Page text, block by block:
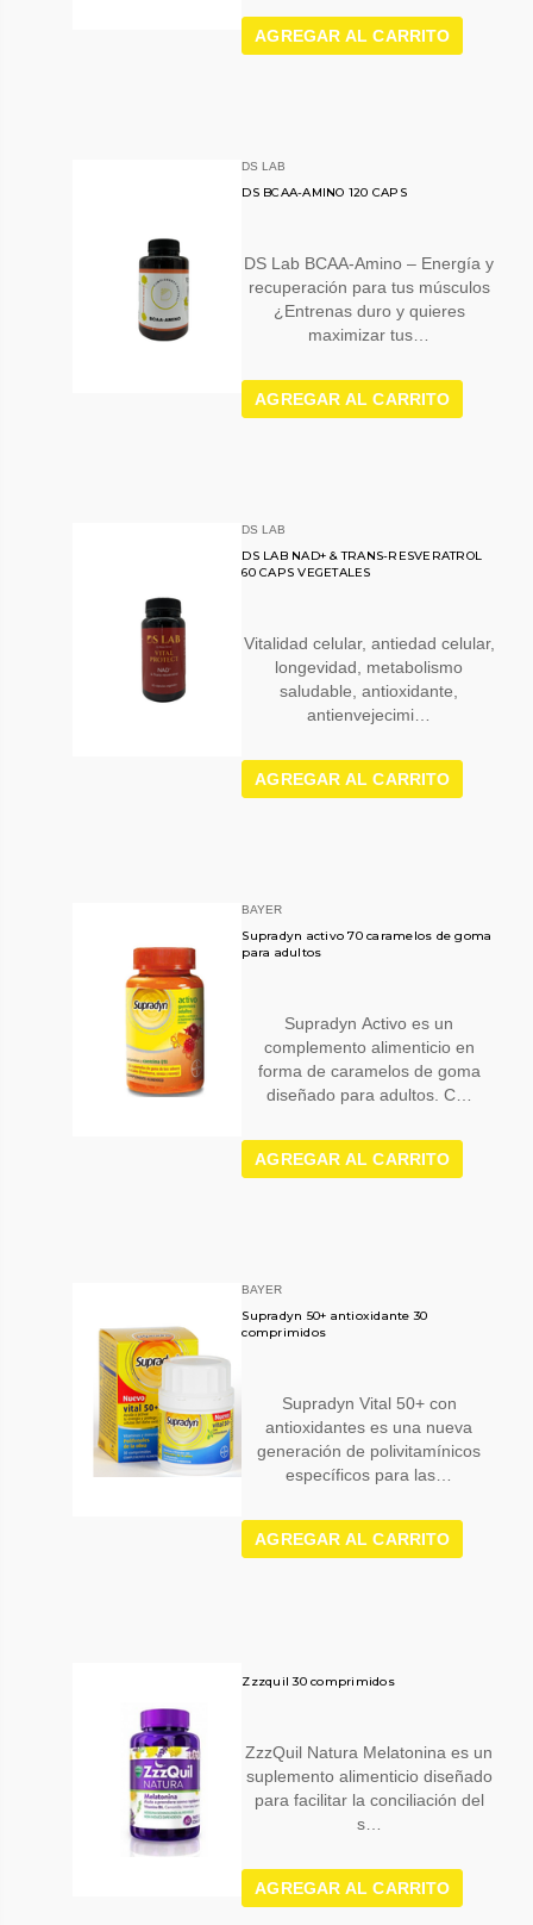
AGREGAR AL CARRITO
DS LAB
DS BCAA-AMINO 120 CAPS
DS Lab BCAA-Amino – Energía y
recuperación para tus músculos
¿Entrenas duro y quieres
maximizar tus…
AGREGAR AL CARRITO
DS LAB
DS LAB NAD+ & TRANS-RESVERATROL
60 CAPS VEGETALES
Vitalidad celular, antiedad celular,
longevidad, metabolismo
saludable, antioxidante,
antienvejecimi…
AGREGAR AL CARRITO
BAYER
Supradyn activo 70 caramelos de goma
para adultos
Supradyn Activo es un
complemento alimenticio en
forma de caramelos de goma
diseñado para adultos. C…
AGREGAR AL CARRITO
BAYER
Supradyn 50+ antioxidante 30
comprimidos
Supradyn Vital 50+ con
antioxidantes es una nueva
generación de polivitamínicos
específicos para las…
AGREGAR AL CARRITO
Zzzquil 30 comprimidos
ZzzQuil Natura Melatonina es un
suplemento alimenticio diseñado
para facilitar la conciliación del
s…
AGREGAR AL CARRITO